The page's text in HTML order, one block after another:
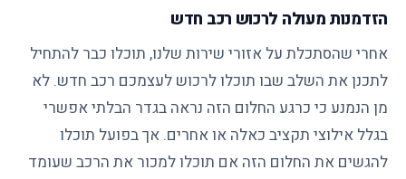
הזדמנות מעולה לרכוש רכב חדש
אחרי שהסתכלת על אזורי שירות שלנו, תוכלו כבר להתחיל
לתכנן את השלב שבו תוכלו לרכוש לעצמכם רכב חדש. לא
מן הנמנע כי כרגע החלום הזה נראה בגדר הבלתי אפשרי
בגלל אילוצי תקציב כאלה או אחרים. אך בפועל תוכלו
להגשים את החלום הזה אם תוכלו למכור את הרכב שעומד